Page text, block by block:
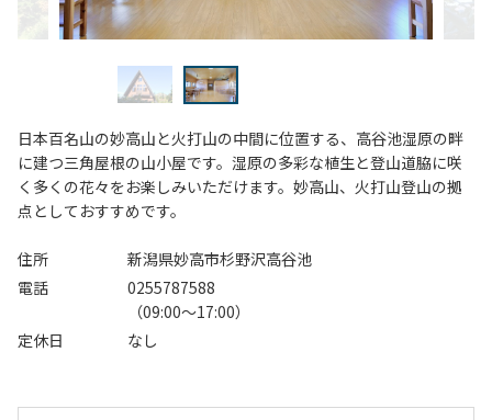
日本百名山の妙高山と火打山の中間に位置する、高谷池湿原の畔
に建つ三角屋根の山小屋です。湿原の多彩な植生と登山道脇に咲
く多くの花々をお楽しみいただけます。妙高山、火打山登山の拠
点としておすすめです。
住所
新潟県妙高市杉野沢高谷池
電話
0255787588
（09:00～17:00）
定休日
なし